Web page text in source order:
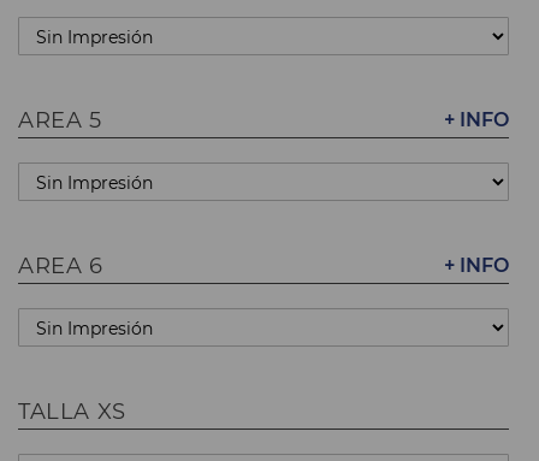
+ INFO
AREA 5
+ INFO
AREA 6
TALLA XS